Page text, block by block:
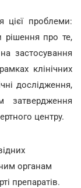
цієї проблеми:
про те,
застосування
клінічних
дослідження,
центру.
органам
препаратів.